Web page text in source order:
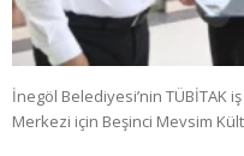
İnegöl Belediyesi’nin TÜBİTAK
Merkezi için Beşinci Mevsim